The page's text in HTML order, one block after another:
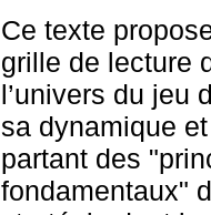
Ce texte
grille de lecture
l’univers du jeu
sa dynamique
partant des
fondamentaux"